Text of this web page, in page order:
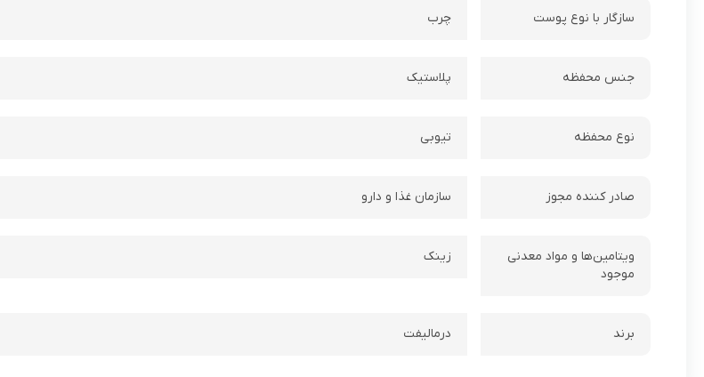
سازگار با نوع پوست چرب
جنس محفظه پلاستیک
نوع محفظه تیوبی
صادر کننده مجوز سازمان غذا و دارو
ویتامین‌ها و مواد معدنی
موجود
زینک
برند درمالیفت